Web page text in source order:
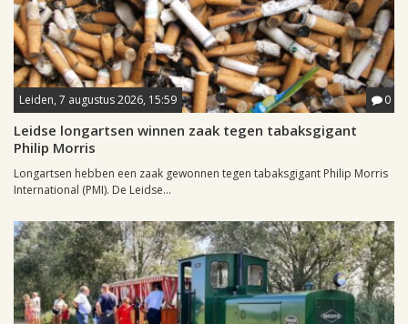
Leiden, 7 augustus 2026, 15:59 0
Leidse longartsen winnen zaak tegen tabaksgigant
Philip Morris
Longartsen hebben een zaak gewonnen tegen tabaksgigant Philip Morris
International (PMI). De Leidse...